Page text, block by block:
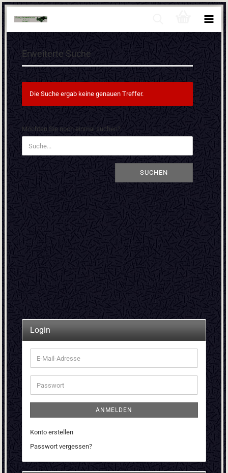
Erweiterte Suche
Die Suche ergab keine genauen Treffer.
MÖCHTEN
SIE
NOCH
EINMAL
SUCHEN?
Möchten Sie noch einmal suchen?
SUCHEN
Login
E-
Mail-
Adresse
Passwort
ANMELDEN
Konto erstellen
Passwort vergessen?